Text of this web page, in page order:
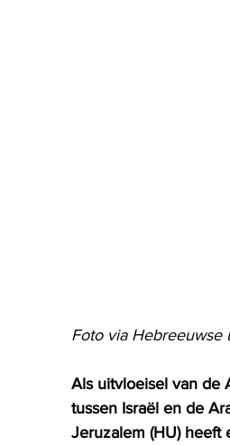
Foto via Hebreeuwse
Als uitvloeisel van de
tussen Israël en de
Jeruzalem (HU)